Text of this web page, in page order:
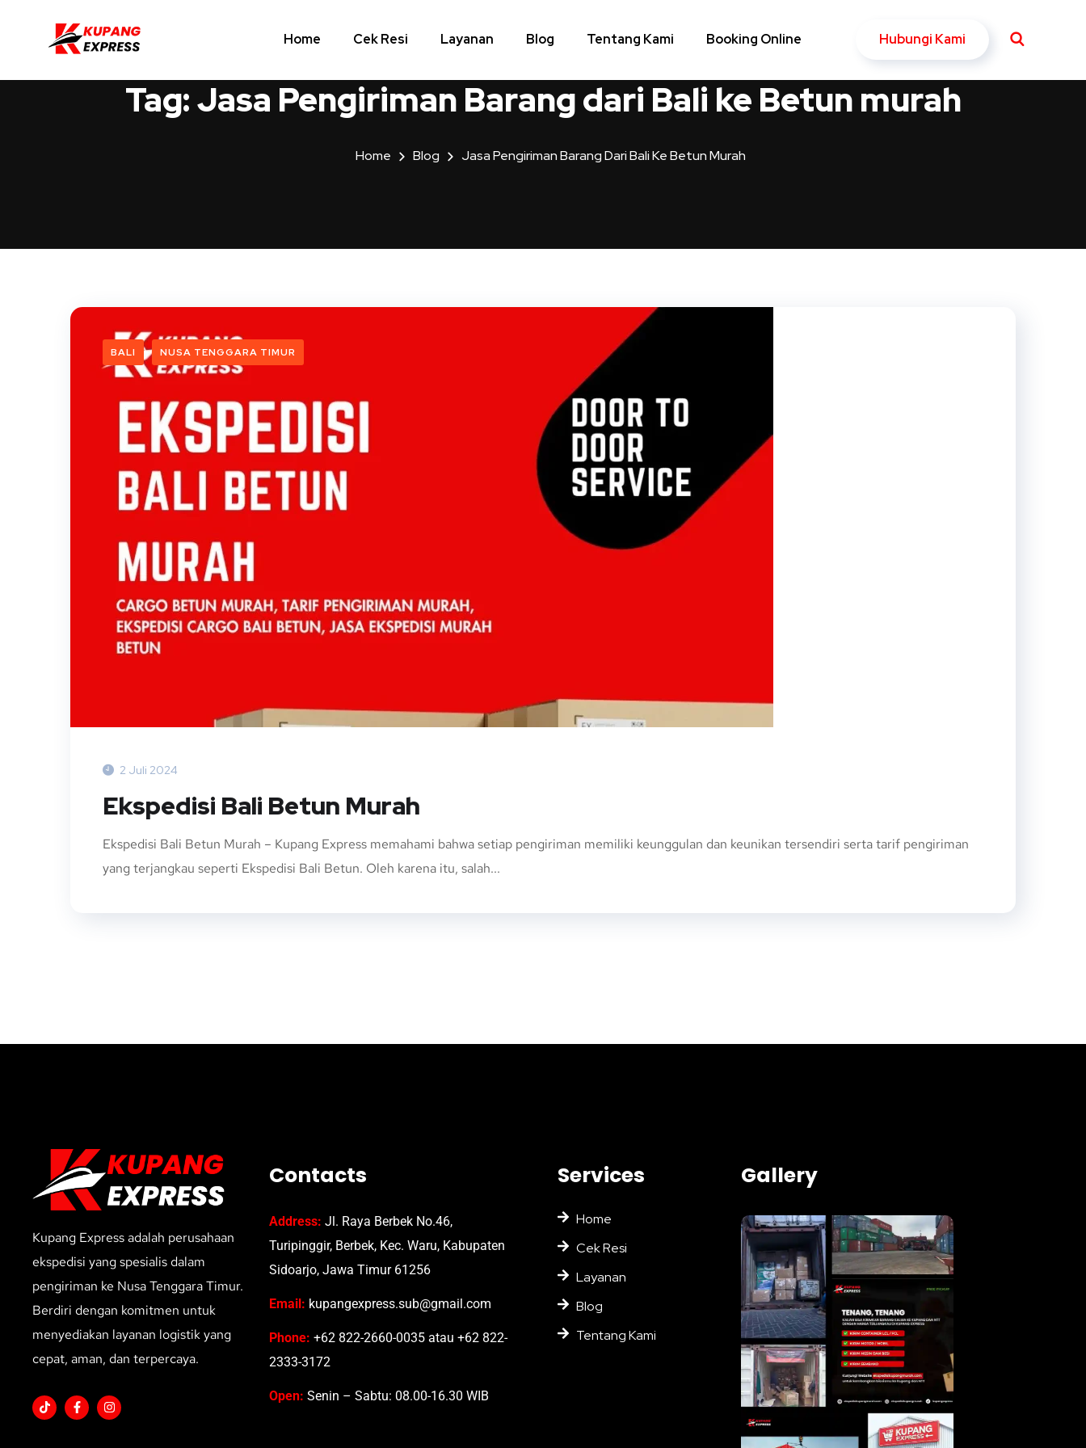
Home Cek Resi Layanan Blog Tentang Kami Booking Online Hubungi Kami
Tag:Jasa Pengiriman Barang dari Bali ke Betun murah
Home Blog Jasa Pengiriman Barang Dari Bali Ke Betun Murah
BALI NUSA TENGGARA TIMUR
2 Juli 2024
Ekspedisi Bali Betun Murah
Ekspedisi Bali Betun Murah – Kupang Express memahami bahwa setiap pengiriman memiliki keunggulan dan keunikan tersendiri serta tarif pengiriman
yang terjangkau seperti Ekspedisi Bali Betun. Oleh karena itu, salah...
Kupang Express adalah perusahaan
ekspedisi yang spesialis dalam
pengiriman ke Nusa Tenggara Timur.
Berdiri dengan komitmen untuk
menyediakan layanan logistik yang
cepat, aman, dan terpercaya.
Contacts
Address: Jl. Raya Berbek No.46,
Turipinggir, Berbek, Kec. Waru, Kabupaten
Sidoarjo, Jawa Timur 61256
Email: kupangexpress.sub@gmail.com
Phone: +62 822-2660-0035 atau +62 822-
2333-3172
Open: Senin – Sabtu: 08.00-16.30 WIB
Services
Home
Cek Resi
Layanan
Blog
Tentang Kami
Gallery